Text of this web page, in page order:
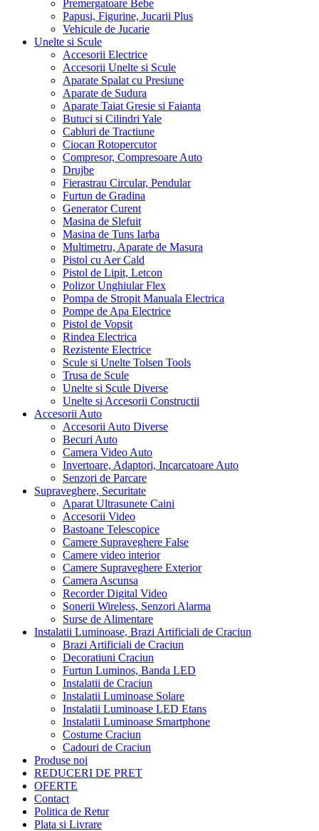
Premergatoare Bebe
Papusi, Figurine, Jucarii Plus
Vehicule de Jucarie
Unelte si Scule
Accesorii Electrice
Accesorii Unelte si Scule
Aparate Spalat cu Presiune
Aparate de Sudura
Aparate Taiat Gresie si Faianta
Butuci si Cilindri Yale
Cabluri de Tractiune
Ciocan Rotopercutor
Compresor, Compresoare Auto
Drujbe
Fierastrau Circular, Pendular
Furtun de Gradina
Generator Curent
Masina de Slefuit
Masina de Tuns Iarba
Multimetru, Aparate de Masura
Pistol cu Aer Cald
Pistol de Lipit, Letcon
Polizor Unghiular Flex
Pompa de Stropit Manuala Electrica
Pompe de Apa Electrice
Pistol de Vopsit
Rindea Electrica
Rezistente Electrice
Scule si Unelte Tolsen Tools
Trusa de Scule
Unelte si Scule Diverse
Unelte si Accesorii Constructii
Accesorii Auto
Accesorii Auto Diverse
Becuri Auto
Camera Video Auto
Invertoare, Adaptori, Incarcatoare Auto
Senzori de Parcare
Supraveghere, Securitate
Aparat Ultrasunete Caini
Accesorii Video
Bastoane Telescopice
Camere Supraveghere False
Camere video interior
Camere Supraveghere Exterior
Camera Ascunsa
Recorder Digital Video
Sonerii Wireless, Senzori Alarma
Surse de Alimentare
Instalatii Luminoase, Brazi Artificiali de Craciun
Brazi Artificiali de Craciun
Decoratiuni Craciun
Furtun Luminos, Banda LED
Instalatii de Craciun
Instalatii Luminoase Solare
Instalatii Luminoase LED Etans
Instalatii Luminoase Smartphone
Costume Craciun
Cadouri de Craciun
Produse noi
REDUCERI DE PRET
OFERTE
Contact
Politica de Retur
Plata si Livrare